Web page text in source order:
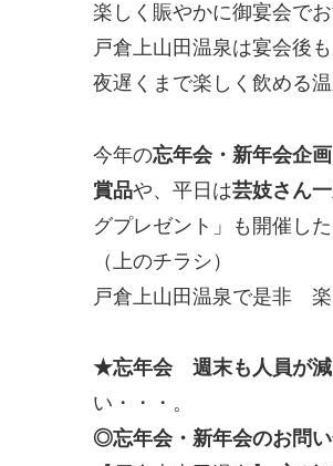
楽しく賑やかに御宴会で
戸倉上山田温泉は宴会後も
夜遅くまで楽しく飲める
今年の忘年会・新年会企画
賞品や、平日は芸妓さん
グプレゼント」も開催し
（上のチラシ）
戸倉上山田温泉で是非
★忘年会 週末も人員が減
い・・・。
◎忘年会・新年会のお問